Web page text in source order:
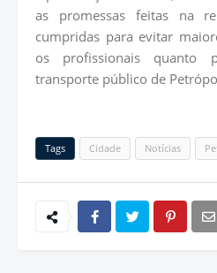
as promessas feitas na
cumpridas para evitar
os profissionais quanto
transporte público de
Tags Cidade Notícias